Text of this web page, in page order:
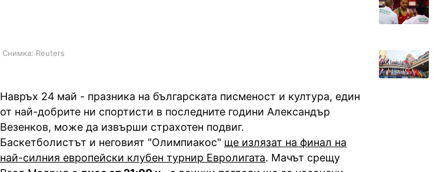
Снимка: Reuters
Навръх 24 май - празника на българската писменост и култура, един
от най-добрите ни спортисти в последните години Александър
Везенков, може да извърши страхотен подвиг.
Баскетболистът и неговият "Олимпиакос" ще излязат на финал на
най-силния европейски клубен турнир Евролигата. Мачът срещу